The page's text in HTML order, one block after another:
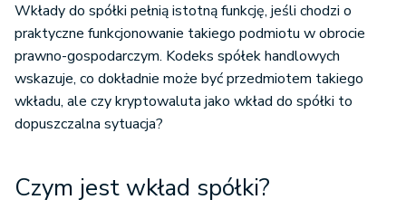
Wkłady do spółki pełnią istotną funkcję, jeśli chodzi o
praktyczne funkcjonowanie takiego podmiotu w obrocie
prawno-gospodarczym. Kodeks spółek handlowych
wskazuje, co dokładnie może być przedmiotem takiego
wkładu, ale czy kryptowaluta jako wkład do spółki to
dopuszczalna sytuacja?
Czym jest wkład spółki?